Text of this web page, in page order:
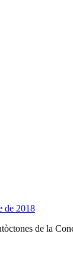
de 2018
de la